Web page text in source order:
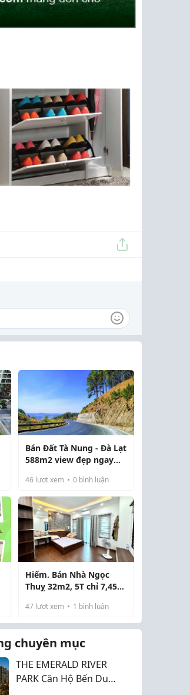
Bán Đất Tà Nung - Đà Lạt
588m2 view đẹp ngay
46lượt xem 0bình luận
Hiếm. Bán Nhà Ngọc
Thuỵ 32m2, 5T chỉ 7,45
cạnh nhà)
47lượt xem 1 bình luận
chuyên mục
THE EMERALD RIVER
PARK Căn Hộ Bến Du